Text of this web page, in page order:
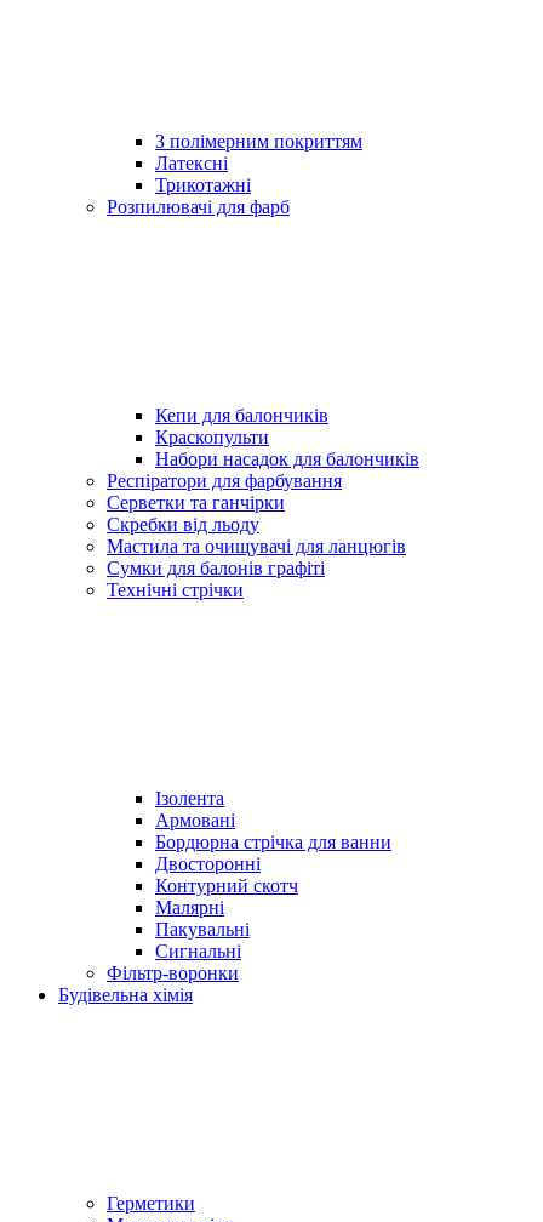
З полімерним покриттям
Латексні
Трикотажні
Розпилювачі для фарб
Кепи для балончиків
Краскопульти
Набори насадок для балончиків
Респіратори для фарбування
Серветки та ганчірки
Скребки від льоду
Мастила та очищувачі для ланцюгів
Сумки для балонів графіті
Технічні стрічки
Ізолента
Армовані
Бордюрна стрічка для ванни
Двосторонні
Контурний скотч
Малярні
Пакувальні
Сигнальні
Фільтр-воронки
Будівельна хімія
Герметики